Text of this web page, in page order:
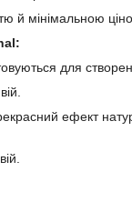
й мінімальною
для
ефект